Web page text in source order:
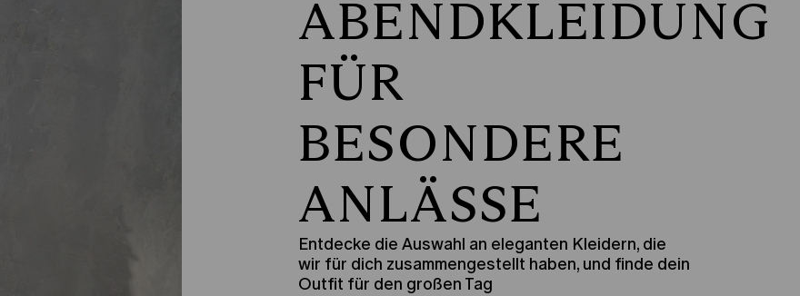
ABENDKLEIDUNG
FÜR
BESONDERE
ANLÄSSE
Entdecke die Auswahl an eleganten Kleidern, die
wir für dich zusammengestellt haben, und finde dein
Outfit für den großen Tag